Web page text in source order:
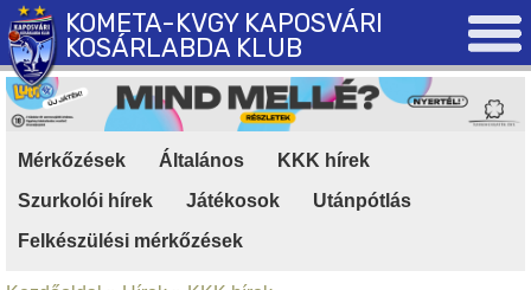
KOMETA-KVGY KAPOSVÁRI
KOSÁRLABDA KLUB
Mérkőzések Általános KKK hírek
Szurkolói hírek
Játékosok Utánpótlás
Felkészülési mérkőzések